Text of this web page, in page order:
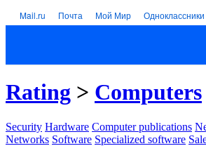
Mail.ru Почта Мой Мир Одноклассники
Rating > Computers
Security Hardware Computer publications
Networks Software Specialized software